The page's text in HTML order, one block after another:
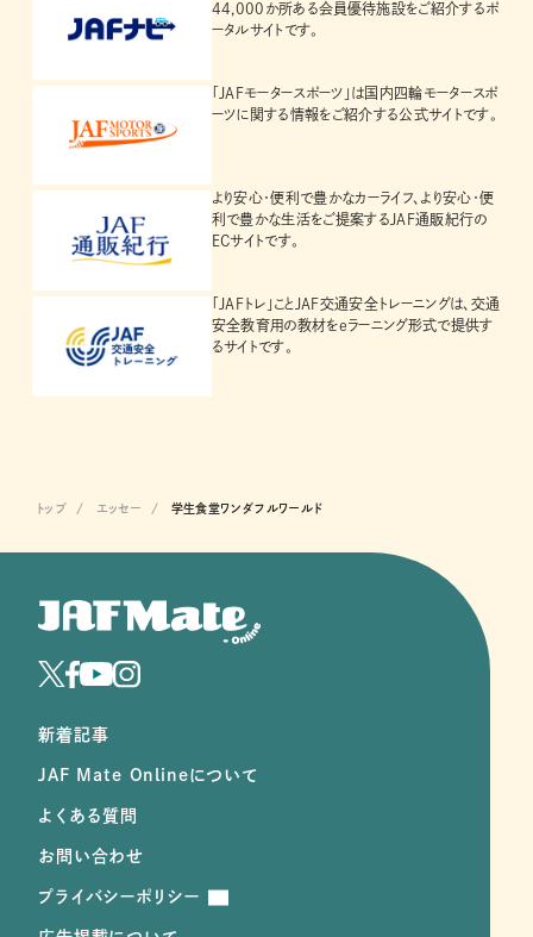
44,000か所ある会員優待施設をご紹介するポ
ータルサイトです。
「JAFモータースポーツ」は国内四輪モータースポ
ーツに関する情報をご紹介する公式サイトです。
より安心・便利で豊かなカーライフ、より安心・便
利で豊かな生活をご提案するJAF通販紀行の
ECサイトです。
「JAFトレ」ことJAF交通安全トレーニングは、交通
安全教育用の教材をeラーニング形式で提供す
るサイトです。
トップ エッセー 学生食堂ワンダフルワールド
新着記事
JAF Mate Onlineについて
よくある質問
お問い合わせ
プライバシーポリシー